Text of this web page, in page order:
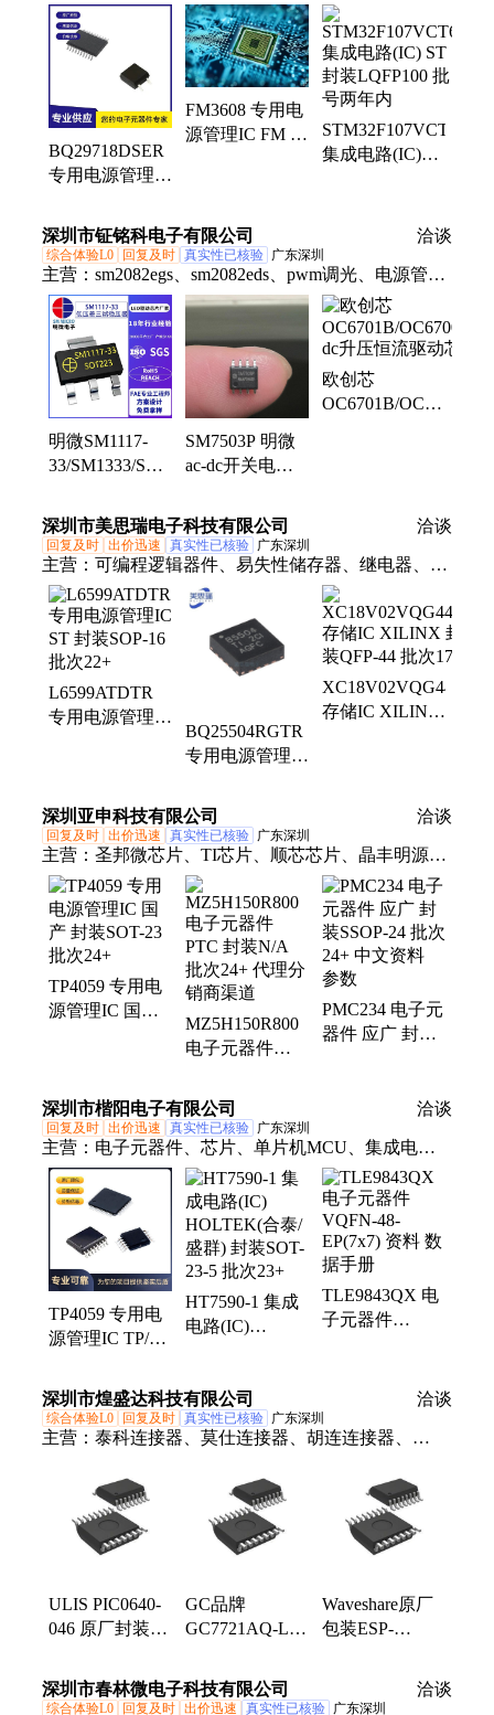
理、单片机、连接器、锂电池、存储器、传感器、继
电器、放大器、二极管、三极管、以太网、模块、射
BQ29718DSER
专用电源管理IC
批次23+
FM3608 专用电
源管理IC FM 封
STM32F107VCT6
集成电路(IC)
深圳市钲铭科电子有限公司 洽谈
综合体验L0 回复及时 真实性已核验 广东深圳
主营： sm2082egs、sm2082eds、pwm调光、电源管理
ic、恒流ic、明微ic、开关调光、驱动芯片、智能模
块、电源芯片、线性恒流、线性芯片、非隔离恒压、
sm16703p、ws2811、sm2082g、sm7015、sm2213ek、
线性恒流芯片、恒流芯片、明微、sm7075p、
sm7025、sm7035p、sm16824e
明微SM1117-
33/SM1333/SM1350
片/电源管理ic定
制厂
SM7503P 明微
ac-dc开关电源
电源管理IC
SOP8
欧创芯
OC6701B/OC6700B/
深圳市美思瑞电子科技有限公司 洽谈
回复及时 出价迅速 真实性已核验 广东深圳
主营： 可编程逻辑器件、易失性储存器、继电器、接
口及驱动IC、电源管理芯片、MICRON、单片机、模
拟芯片、集成电路、滤波器、处理器及微控制器、逻
辑芯片、时钟和计时器、存储器、光电子、传感器、
放大器、NCE、TI、ST、GD、MAXIM、ADI、
WINBOND、ON
L6599ATDTR
专用电源管理IC
BQ25504RGTR
专用电源管理IC
批次20+
XC18V02VQG44C
存储IC XILINX
深圳亚申科技有限公司 洽谈
回复及时 出价迅速 真实性已核验 广东深圳
主营： 圣邦微芯片、TI芯片、顺芯芯片、晶丰明源芯
片、GD芯片、中科微芯片、微源芯片、普冉电子、
上海贝岭
TP4059 专用电
源管理IC 国产
MZ5H150R800
电子元器件
批次24+ 代理分
销商渠道
PMC234 电子元
器件 应广 封装
深圳市楷阳电子有限公司 洽谈
回复及时 出价迅速 真实性已核验 广东深圳
主营： 电子元器件、芯片、单片机MCU、集成电路
IC、二极管、三极管、MOS场效应管、车载芯片、电
阻、保险丝、连接器、华邦
TP4059 专用电
源管理IC TP/拓
6 批次24+
HT7590-1 集成
电路(IC)
23-5 批次23+
TLE9843QX 电
子元器件
深圳市煌盛达科技有限公司 洽谈
综合体验L0 回复及时 真实性已核验 广东深圳
主营： 泰科连接器、莫仕连接器、胡连连接器、
接器、博世连接器、安波福连接器、JST连接器、
HRS连接器、汽车连接器、线束连接器、汽车插接
器、汽车护套、电路板接插件连接器、胶壳连接器、
件、MOLEX连接器、德尔福连接器、APTIV连接
器、汽车护套端子接插件、新能源高压连接器
ULIS PIC0640-
046 原厂封装电
21+ 符合RoHS
全国可售
GC品牌
GC7721AQ-LP1
IC 原厂包装 批
号21+ 符合
Waveshare原厂
包装ESP-
源管理IC 批号
21+ 全国可售
深圳市春林微电子科技有限公司 洽谈
综合体验L0 回复及时 出价迅速 真实性已核验 广东深圳